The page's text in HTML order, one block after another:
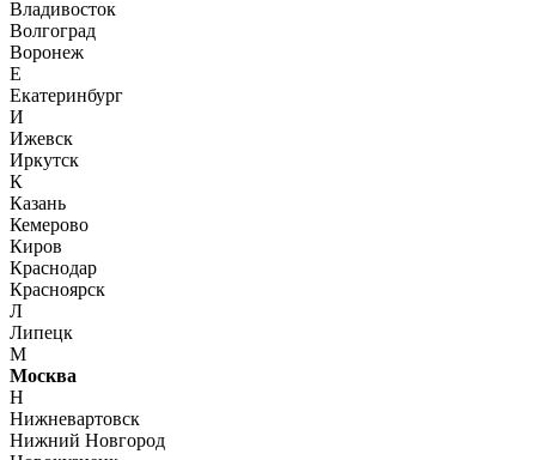
Владивосток
Волгоград
Воронеж
Е
Екатеринбург
И
Ижевск
Иркутск
К
Казань
Кемерово
Киров
Краснодар
Красноярск
Л
Липецк
М
Москва
Н
Нижневартовск
Нижний Новгород